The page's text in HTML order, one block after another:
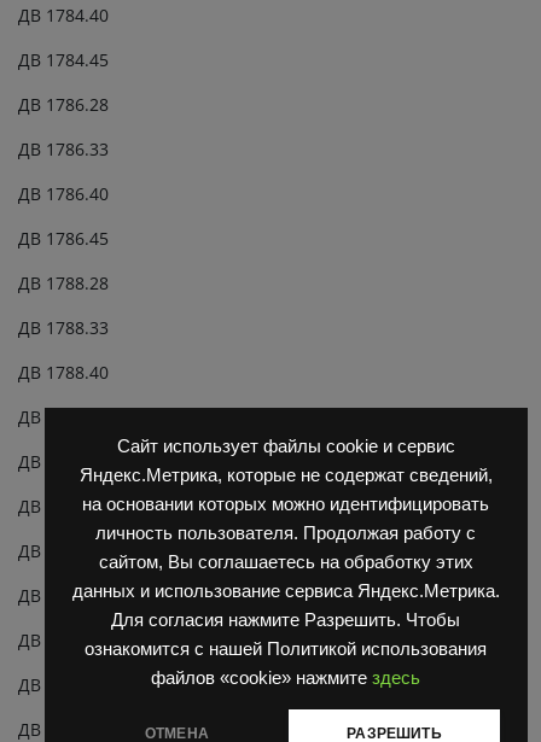
Сайт использует файлы cookie и сервис
Яндекс.Метрика, которые не содержат сведений,
на основании которых можно идентифицировать
личность пользователя. Продолжая работу с
сайтом, Вы соглашаетесь на обработку этих
данных и использование сервиса Яндекс.Метрика.
Для согласия нажмите Разрешить. Чтобы
ознакомится с нашей Политикой использования
файлов «cookie» нажмите здесь
ОТМЕНА РАЗРЕШИТЬ
ДВ 1784.40
ДВ 1784.45
ДВ 1786.28
ДВ 1786.33
ДВ 1786.40
ДВ 1786.45
ДВ 1788.28
ДВ 1788.33
ДВ 1788.40
ДВ 1788.45
ДВ 1792.28
ДВ 1792.33
ДВ 1792.40
ДВ 1792.45
ДВ 1794.28
ДВ 1794.33
ДВ 1794.40